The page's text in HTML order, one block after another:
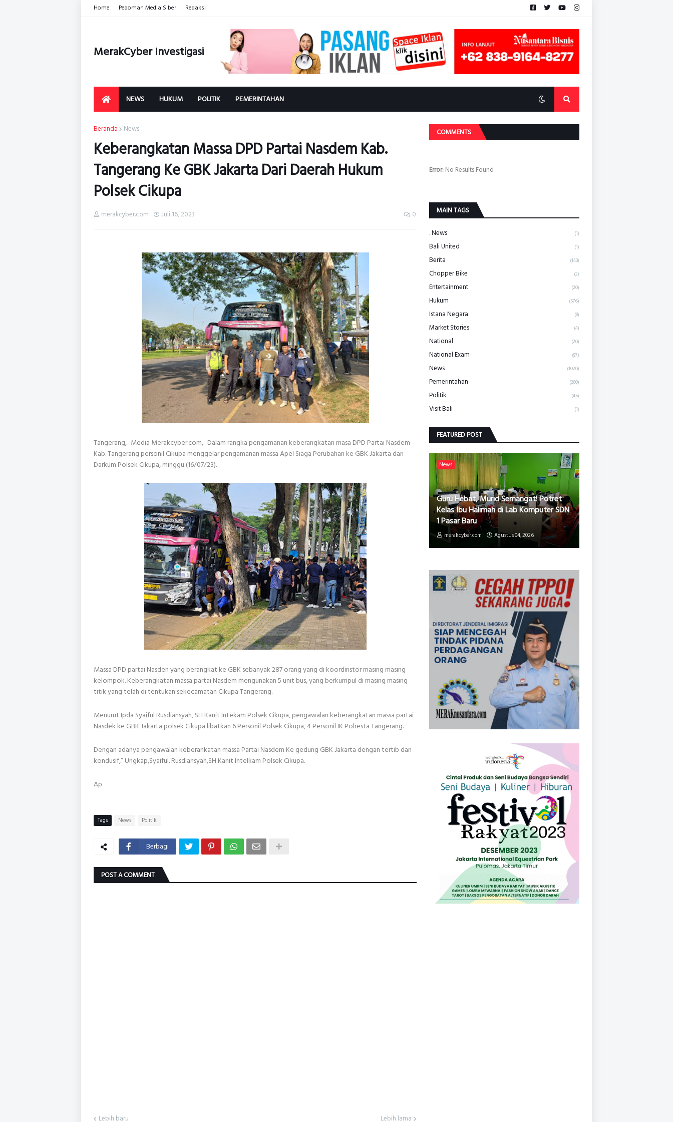
Home Pedoman Media Siber Redaksi
MerakCyber Investigasi
NEWS HUKUM POLITIK PEMERINTAHAN
Beranda News
Keberangkatan Massa DPD Partai Nasdem Kab.
Tangerang Ke GBK Jakarta Dari Daerah Hukum
Polsek Cikupa
merakcyber.com Juli 16, 2023 0
Tangerang,- Media Merakcyber.com,- Dalam rangka pengamanan keberangkatan masa DPD Partai Nasdem
Kab. Tangerang personil Cikupa menggelar pengamanan massa Apel Siaga Perubahan ke GBK Jakarta dari
Darkum Polsek Cikupa, minggu (16/07/23).
Massa DPD partai Nasden yang berangkat ke GBK sebanyak 287 orang yang di koordinstor masing masing
kelompok. Keberangkatan massa partai Nasdem mengunakan 5 unit bus, yang berkumpul di masing masing
titik yang telah di tentukan sekecamatan Cikupa Tangerang.
Menurut Ipda Syaiful Rusdiansyah, SH Kanit Intekam Polsek Cikupa, pengawalan keberangkatan massa partai
Nasdek ke GBK Jakarta polsek Cikupa libatkan 6 Personil Polsek Cikupa, 4 Personil IK Polresta Tangerang.
Dengan adanya pengawalan keberankatan massa Partai Nasdem Ke gedung GBK Jakarta dengan tertib dan
kondusif,” Ungkap,Syaiful. Rusdiansyah,SH Kanit Intelkam Polsek Cikupa.
Ap
Tags News Politik
Berbagi
POST A COMMENT
Lebih baru Lebih lama
COMMENTS
Error:No Results Found
MAIN TAGS
. News (1)
Bali United (1)
Berita (143)
Chopper Bike (2)
Entertainment (20)
Hukum (576)
Istana Negara (8)
Market Stories (4)
National (20)
National Exam (97)
News (1020)
Pemerintahan (280)
Politik (45)
Visit Bali (1)
FEATURED POST
News
Guru Hebat, Murid Semangat! Potret
Kelas Ibu Halimah di Lab Komputer SDN
1 Pasar Baru
merakcyber.com Agustus 04, 2026